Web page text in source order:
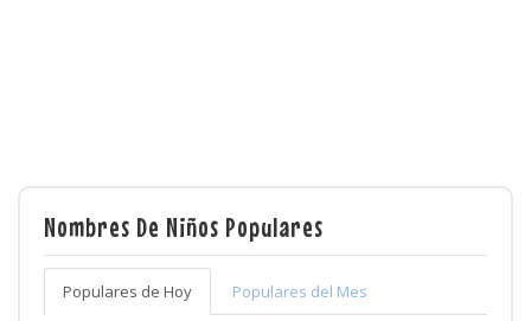
Nombres De Niños Populares
Populares de Hoy Populares del Mes